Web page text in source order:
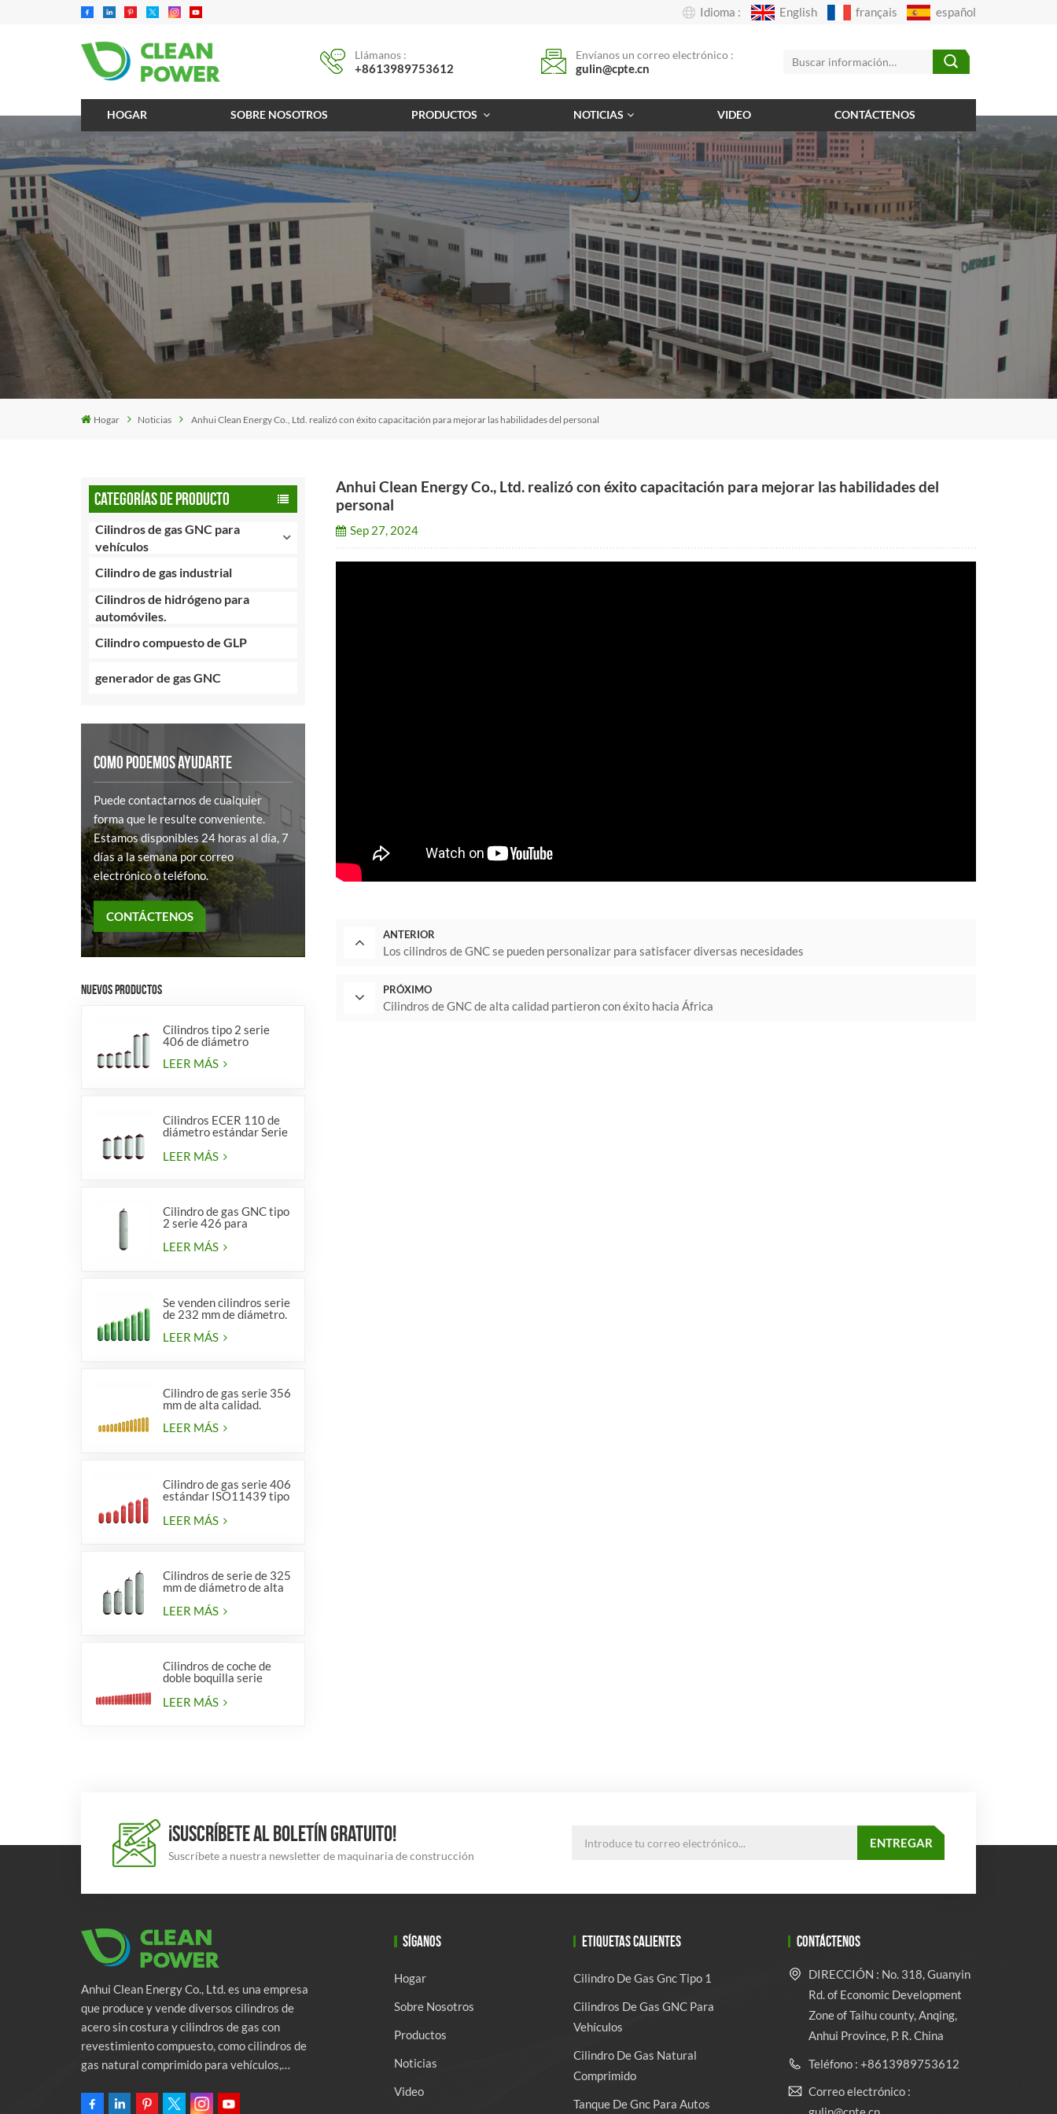
Idioma : English français español
Llámanos :
+8613989753612
Envíanos un correo electrónico :
gulin@cpte.cn
HOGAR SOBRE NOSOTROS PRODUCTOS NOTICIAS VIDEO CONTÁCTENOS
Hogar Noticias Anhui Clean Energy Co., Ltd. realizó con éxito capacitación para mejorar las habilidades del personal
CATEGORÍAS DE PRODUCTO
Cilindros de gas GNC para
vehículos
Cilindro de gas industrial
Cilindros de hidrógeno para
automóviles.
Cilindro compuesto de GLP
generador de gas GNC
COMO PODEMOS AYUDARTE
Puede contactarnos de cualquier
forma que le resulte conveniente.
Estamos disponibles 24 horas al día, 7
días a la semana por correo
electrónico o teléfono.
CONTÁCTENOS
NUEVOS PRODUCTOS
Cilindros tipo 2 serie
406 de diámetro
LEER MÁS
Cilindros ECER 110 de
diámetro estándar Serie
LEER MÁS
Cilindro de gas GNC tipo
2 serie 426 para
LEER MÁS
Se venden cilindros serie
de 232 mm de diámetro.
LEER MÁS
Cilindro de gas serie 356
mm de alta calidad.
LEER MÁS
Cilindro de gas serie 406
estándar ISO11439 tipo
LEER MÁS
Cilindros de serie de 325
mm de diámetro de alta
LEER MÁS
Cilindros de coche de
doble boquilla serie
LEER MÁS
Anhui Clean Energy Co., Ltd. realizó con éxito capacitación para mejorar las habilidades del
personal
Sep 27, 2024
ANTERIOR
Los cilindros de GNC se pueden personalizar para satisfacer diversas necesidades
PRÓXIMO
Cilindros de GNC de alta calidad partieron con éxito hacia África
¡SUSCRÍBETE AL BOLETÍN GRATUITO!
Suscríbete a nuestra newsletter de maquinaria de construcción
Anhui Clean Energy Co., Ltd. es una empresa
que produce y vende diversos cilindros de
acero sin costura y cilindros de gas con
revestimiento compuesto, como cilindros de
gas natural comprimido para vehículos,
incendios. La empresa se compromete a
SÍGANOS
Hogar
Sobre Nosotros
Productos
Noticias
Video
ETIQUETAS CALIENTES
Cilindro De Gas Gnc Tipo 1
Cilindros De Gas GNC Para
Vehículos
Cilindro De Gas Natural
Comprimido
Tanque De Gnc Para Autos
CONTÁCTENOS
DIRECCIÓN : No. 318, Guanyin
Rd. of Economic Development
Zone of Taihu county, Anqing,
Anhui Province, P. R. China
Teléfono : +8613989753612
Correo electrónico :